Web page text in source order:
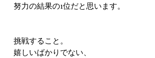
努力の結果の1位だと思います。
挑戦すること。
嬉しいばかりでない、